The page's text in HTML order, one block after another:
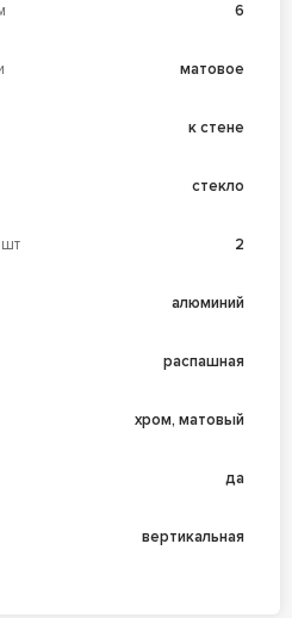
6
матовое
к стене
стекло
2
алюминий
распашная
хром, матовый
да
вертикальная